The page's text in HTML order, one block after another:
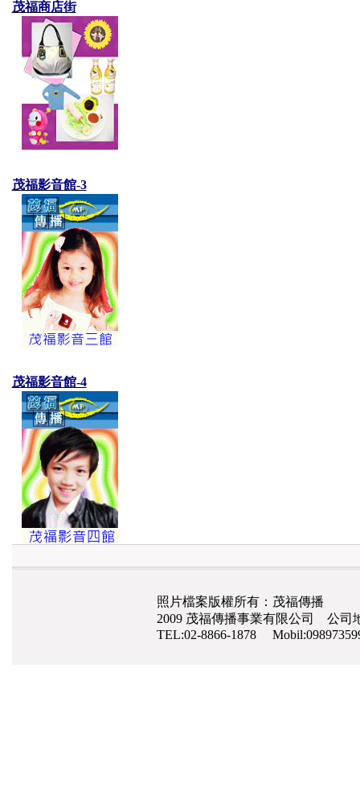
茂福商店街
茂福影音館-3
茂福影音館-4
照片檔案版權所有：茂福傳播
2009 茂福傳播事業有限公司 公司
TEL:02-8866-1878